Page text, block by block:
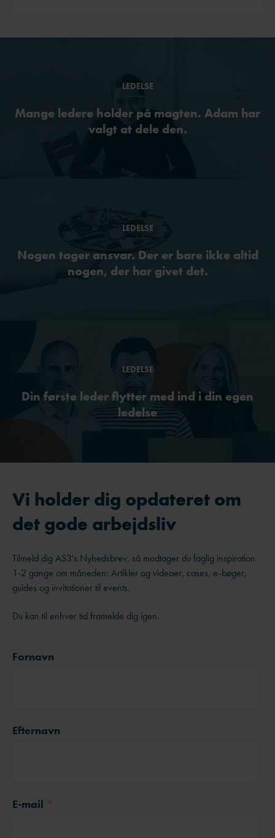
LEDELSE
Mange ledere holder på magten. Adam har
valgt at dele den.
LEDELSE
Nogen tager ansvar. Der er bare ikke altid
nogen, der har givet det.
LEDELSE
Din første leder flytter med ind i din egen
ledelse
Vi holder dig opdateret om
det gode arbejdsliv
Tilmeld dig AS3's Nyhedsbrev, så modtager du faglig inspiration
1-2 gange om måneden: Artikler og videoer, cases, e-bøger,
guides og invitationer til events.
Du kan til enhver tid framelde dig igen.
Fornavn
Efternavn
E-mail *